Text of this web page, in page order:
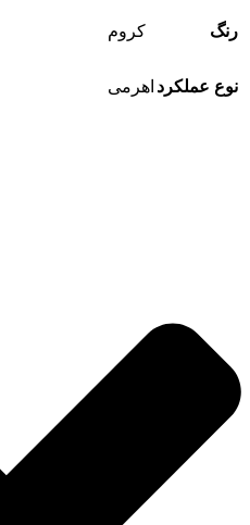
رنگ کروم
نوع عملکرد اهرمی